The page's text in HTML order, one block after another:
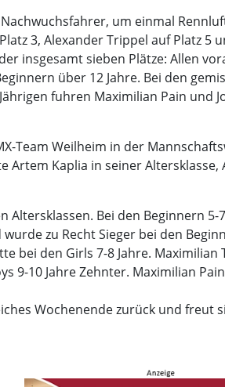
um einmal
3, Alexander Trippel auf Platz 5
insgesamt sieben Plätze: Allen
über 12 Jahre. Bei den
fuhren Maximilian Pain und
Team Weilheim in der
Artem Kaplia in seiner
Bei den Beginnern
zu Recht Sieger bei den
bei den Girls 7-8 Jahre.
9-10 Jahre Zehnter. Maximilian
Wochenende zurück und freut